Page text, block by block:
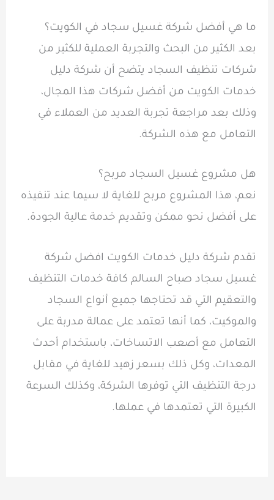
ما هي أفضل شركة غسيل سجاد في الكويت؟
بعد الكثير من البحث والتجربة العملية للكثير من
شركات تنظيف السجاد يتضح أن شركة دليل
خدمات الكويت من أفضل شركات هذا المجال،
وذلك بعد مراجعة تجربة العديد من العملاء في
التعامل مع هذه الشركة.
هل مشروع غسيل السجاد مربح؟
نعم، هذا المشروع مربح للغاية لا سيما عند تنفيذه
على أفضل نحو ممكن وتقديم خدمة عالية الجودة.
تقدم شركة دليل خدمات الكويت افضل شركة
غسيل سجاد صباح السالم كافة خدمات التنظيف
والتعقيم التي قد تحتاجها جميع أنواع السجاد
والموكيت، كما أنها تعتمد على عمالة مدربة على
التعامل مع أصعب الاتساخات، باستخدام أحدث
المعدات، وكل ذلك بسعر زهيد للغاية في مقابل
درجة التنظيف التي توفرها الشركة، وكذلك السرعة
الكبيرة التي تعتمدها في عملها.